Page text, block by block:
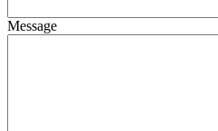
Message